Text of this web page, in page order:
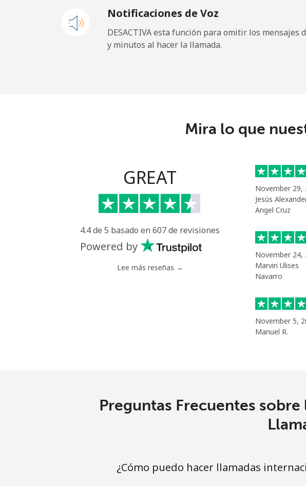
Celular
Sao Tome And Principe
⁦20.5¢⁩
Senegal
Línea fija
Serbia
Celular ⁦126.9¢⁩
Notificaciones de Voz
DESACTIVA esta función para omitir los mensajes
y minutos al hacer la llamada.
Mira lo que
GREAT
4.4 de 5 basado en 607 de revisiones
Powered by
Lee más reseñas →
November 29,
Jesús
Angel Cruz
November 24,
Marvin Ulises
Navarro
November 5,
Manuel R.
Preguntas Frecuentes
¿Cómo puedo hacer llamadas